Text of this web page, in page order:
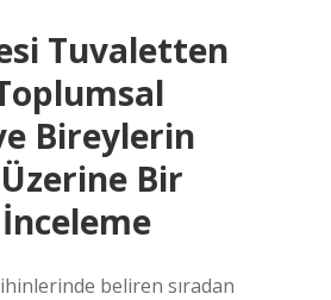
Tuvaletten
Bireylerin
Bir
beliren sıradan